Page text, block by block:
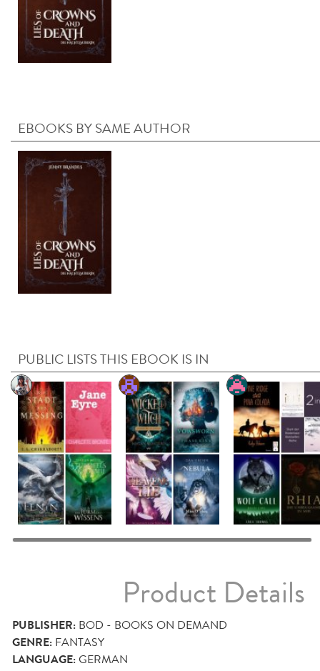
EBOOKS BY SAME AUTHOR
PUBLIC LISTS THIS EBOOK IS IN
Product Details
PUBLISHER: BOD - BOOKS ON DEMAND
GENRE: FANTASY
LANGUAGE:GERMAN